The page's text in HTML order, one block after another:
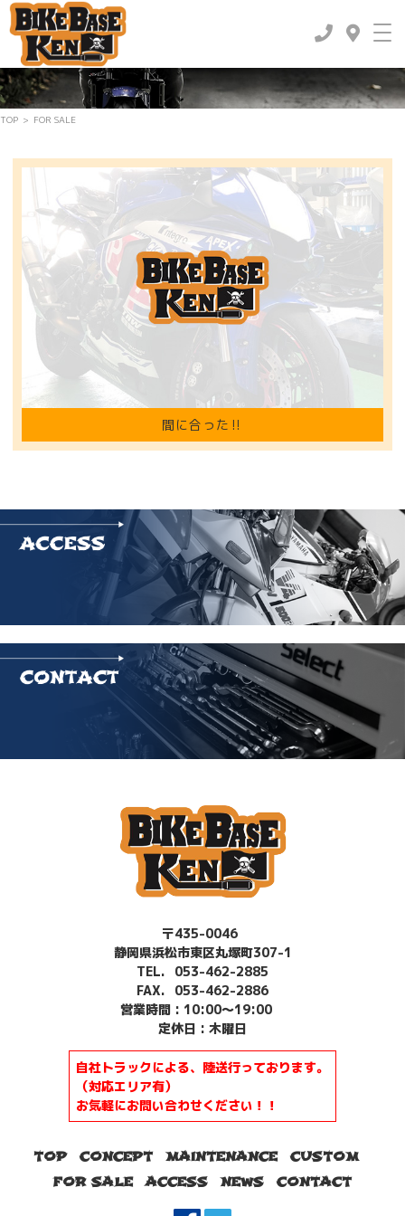
FOR SALE
-バイク販売-
TOP > FOR SALE
間に合った‼️
〒435-0046
静岡県浜松市東区丸塚町307-1
TEL.
053-462-2885
FAX. 053-462-2886
営業時間 : 10:00～19:00
定休日 : 木曜日
自社トラックによる、陸送行っております。
（対応エリア有）
お気軽にお問い合わせください！！
TOP CONCEPT MAINTENANCE
CUSTOM
FOR SALE
ACCESS NEWS CONTACT